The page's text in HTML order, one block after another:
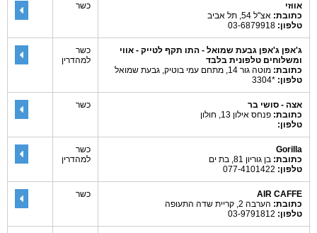
אווזי
כתובת: אצ"ל 54, תל אביב
טלפון:
כשר
ג'אפן ג'אפן גבעת שמואל - התו תקף לטייק - אווי
ומשלוחים טלפונית בלבד
כתובת: מוטה גור 14, מתחם עמי בוטיק, גבעת שמואל
טלפון: *3304
כשר
למהדרין
אצה - סושי בר
כתובת: פנחס אילון 13, חולון
טלפון:
כשר
Gorilla
כתובת: בן גוריון 81, בת ים
טלפון:
כשר
למהדרין
AIR CAFFE
כתובת: הערבה 2, קריית שדה התעופה
טלפון:
כשר